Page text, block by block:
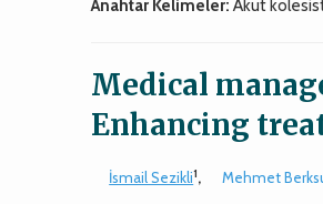
Anahtar Kelimeler: Akut
Medical
Enhancing
İsmail Sezikli1, Mehmet